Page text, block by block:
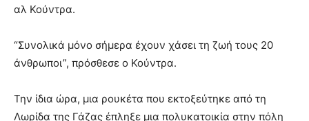
αλ Κούντρα.
“Συνολικά μόνο σήμερα έχουν χάσει τη ζωή τους 20
άνθρωποι”, πρόσθεσε ο Κούντρα.
Την ίδια ώρα, μια ρουκέτα που εκτοξεύτηκε από τη
Λωρίδα της Γάζας έπληξε μια πολυκατοικία στην πόλη